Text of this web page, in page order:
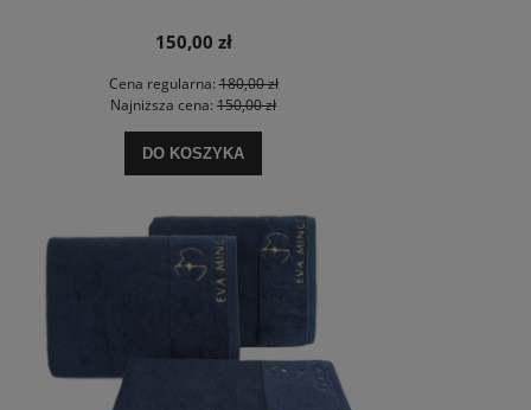
150,00 zł
Cena regularna:180,00 zł
Najniższa cena: 150,00 zł
DO KOSZYKA